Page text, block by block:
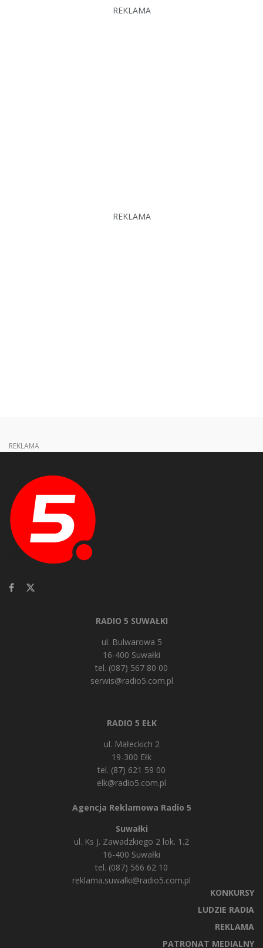
REKLAMA
REKLAMA
REKLAMA
RADIO 5 SUWAŁKI
ul. Bulwarowa 5
16-400 Suwałki
tel. (087) 567 80 00
serwis@radio5.com.pl
RADIO 5 EŁK
ul. Małeckich 2
19-300 Ełk
tel. (87) 621 59 00
elk@radio5.com.pl
Agencja Reklamowa Radio 5
Suwałki
ul. Ks J. Zawadzkiego 2 lok. 1.2
16-400 Suwałki
tel. (087) 566 62 10
reklama.suwalki@radio5.com.pl
KONKURSY
LUDZIE RADIA
REKLAMA
PATRONAT MEDIALNY